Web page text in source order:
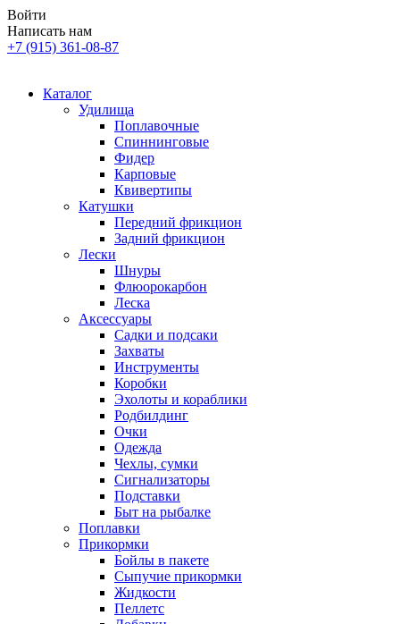
Войти
Написать нам
+7 (915) 361-08-87
Каталог
Удилища
Поплавочные
Спиннинговые
Фидер
Карповые
Квивертипы
Катушки
Передний фрикцион
Задний фрикцион
Лески
Шнуры
Флюорокарбон
Леска
Аксессуары
Садки и подсаки
Захваты
Инструменты
Коробки
Эхолоты и кораблики
Родбилдинг
Очки
Одежда
Чехлы, сумки
Сигнализаторы
Подставки
Быт на рыбалке
Поплавки
Прикормки
Бойлы в пакете
Сыпучие прикормки
Жидкости
Пеллетс